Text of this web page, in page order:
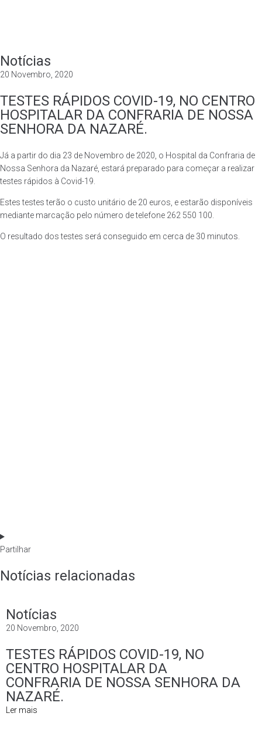
Notícias
Património
CELEBRAÇOES EM DIRETO
Notícias
20 Novembro, 2020
TESTES RÁPIDOS COVID-19, NO CENTRO
HOSPITALAR DA CONFRARIA DE NOSSA
SENHORA DA NAZARÉ.
Já a partir do dia 23 de Novembro de 2020, o Hospital da Confraria de
Nossa Senhora da Nazaré, estará preparado para começar a realizar
testes rápidos à Covid-19.
Estes testes terão o custo unitário de 20 euros, e estarão disponíveis
mediante marcação pelo número de telefone 262 550 100.
O resultado dos testes será conseguido em cerca de 30 minutos.
Partilhar
Notícias relacionadas
Notícias
20 Novembro, 2020
TESTES RÁPIDOS COVID-19, NO
CENTRO HOSPITALAR DA
CONFRARIA DE NOSSA SENHORA DA
NAZARÉ.
Ler mais